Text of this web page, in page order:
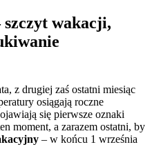
wakacji,
z drugiej zaś ostatni miesiąc
osiągają roczne
się pierwsze oznaki
moment, a zarazem ostatni, by
– w końcu 1 września